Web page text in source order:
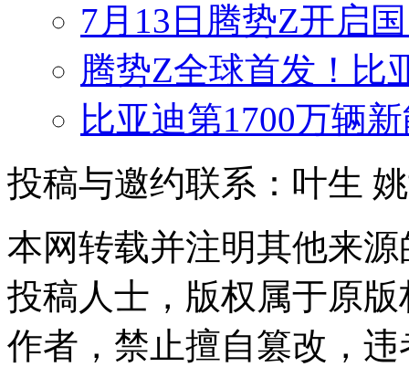
7月13日腾势Z开启
腾势Z全球首发！比
比亚迪第1700万辆
投稿与邀约联系：叶生
本网转载并注明其他来
投稿人士，版权属于原
作者，禁止擅自篡改，